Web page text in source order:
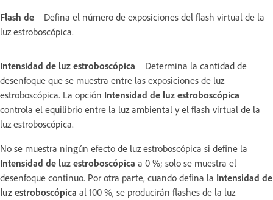
Flash de
Defina el número de exposiciones del flash virtual de la
luz estroboscópica.
Intensidad de luz estroboscópica
Determina la cantidad de
desenfoque que se muestra entre las exposiciones de luz
estroboscópica. La opción Intensidad de luz estroboscópica
controla el equilibrio entre la luz ambiental y el flash virtual de la
luz estroboscópica.
No se muestra ningún efecto de luz estroboscópica si define la
Intensidad de luz estroboscópica a 0 %; solo se muestra el
desenfoque continuo. Por otra parte, cuando defina la Intensidad de
luz estroboscópica al 100 %, se producirán flashes de la luz